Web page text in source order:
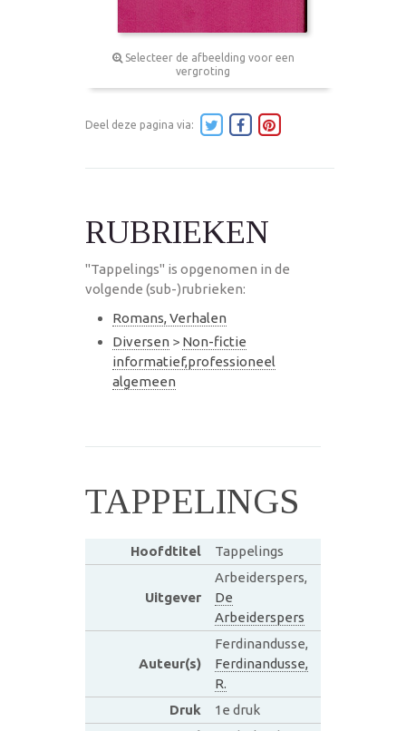
Selecteer de afbeelding voor een
vergroting
Deel deze pagina via:
RUBRIEKEN
"Tappelings" is opgenomen in de
volgende (sub-)rubrieken:
Romans, Verhalen
Diversen > Non-fictie
informatief,professioneel
algemeen
TAPPELINGS
Hoofdtitel Tappelings
Uitgever
Arbeiderspers,
De
Arbeiderspers
Auteur(s)
Ferdinandusse,
Ferdinandusse,
R.
Druk
1e druk